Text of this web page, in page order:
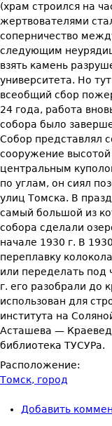
(храм строился на
жертвователями
соперничество
следующим
взять ка­мень
университета. Но
всеобщий сбор
24 года, работа
собора было
Собор представлял
соору­жение
центральным
по углам, он сиял
улиц Томска. В
самый большой из
собора сделали
начале 1930 г. В
переплавку
или переделать под
г. его разобрали до
использован для
института на
Асташева —
библиотека ТУСУРа.
Расположение:
Томск, город
Добавить